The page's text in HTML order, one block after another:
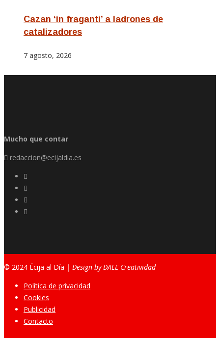
Cazan ‘in fraganti’ a ladrones de
catalizadores
7 agosto, 2026
Mucho que contar
redaccion@ecijaldia.es
© 2024 Écija al Día | Design by DALE Creatividad
Política de privacidad
Cookies
Publicidad
Contacto